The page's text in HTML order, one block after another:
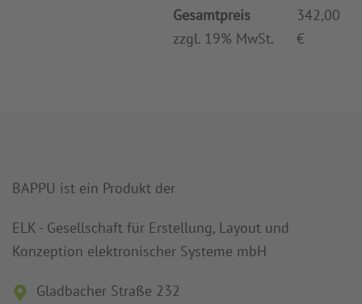
Gesamtpreis
zzgl. 19% MwSt.
342,00
€
BAPPU ist ein Produkt der
ELK - Gesellschaft für Erstellung, Layout und
Konzeption elektronischer Systeme mbH
Gladbacher Straße 232